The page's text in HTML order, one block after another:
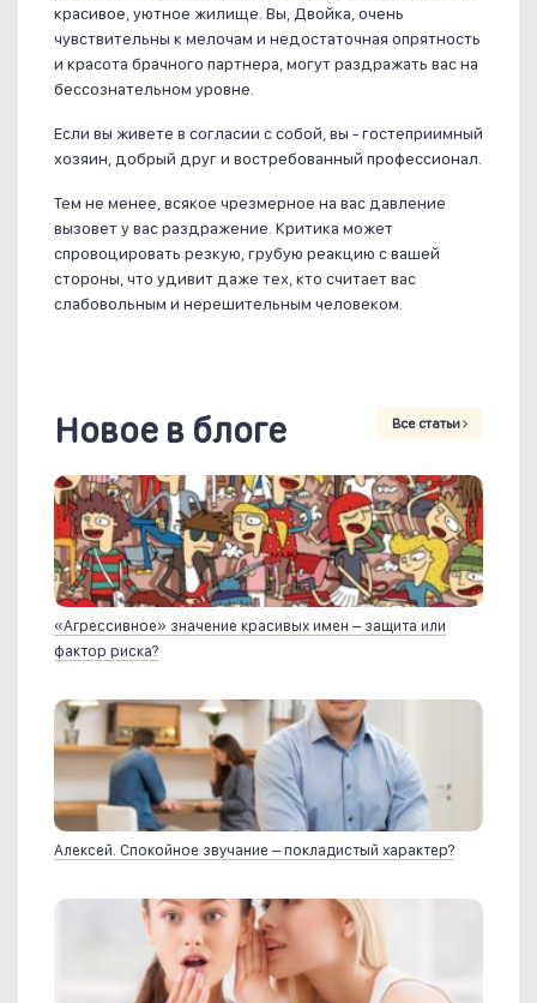
красивое, уютное жилище. Вы, Двойка, очень
чувствительны к мелочам и недостаточная опрятность
и красота брачного партнера, могут раздражать вас на
бессознательном уровне.
Если вы живете в согласии с собой, вы - гостеприимный
хозяин, добрый друг и востребованный профессионал.
Тем не менее, всякое чрезмерное на вас давление
вызовет у вас раздражение. Критика может
спровоцировать резкую, грубую реакцию с вашей
стороны, что удивит даже тех, кто считает вас
слабовольным и нерешительным человеком.
Новое в блоге Все статьи
«Агрессивное» значение красивых имен – защита или
фактор риска?
Алексей. Спокойное звучание – покладистый характер?